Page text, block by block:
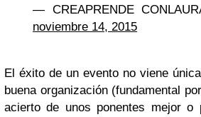
— CREAPRENDE
noviembre 14, 2015
El éxito de un evento no viene
buena organización (fundamental
acierto de unos ponentes mejor o